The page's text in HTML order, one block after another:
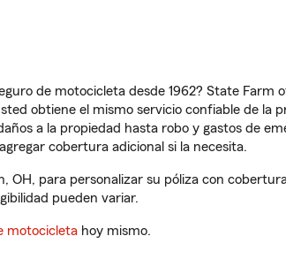
de motocicleta desde 1962? State
obtiene el mismo servicio confiable de la
a la propiedad hasta robo y gastos de
cobertura adicional si la necesita.
OH, para personalizar su póliza con
pueden variar.
motocicleta hoy mismo.